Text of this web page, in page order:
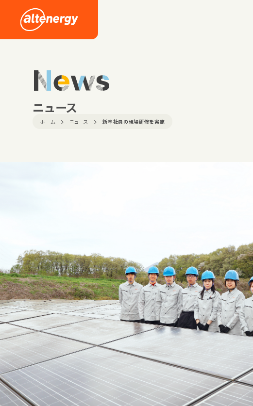
News
ニュース
ホーム ニュース 新卒社員の現場研修を実施